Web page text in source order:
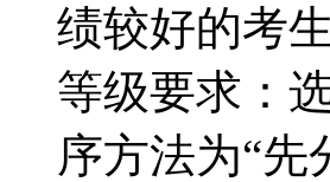
绩较好的考
等级要求：
序方法为“先